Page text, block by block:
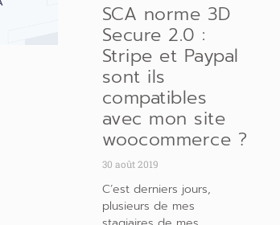
SCA norme 3D
Secure 2.0 :
Stripe et Paypal
sont ils
compatibles
avec mon site
woocommerce ?
30 août 2019
C’est derniers jours,
plusieurs de mes